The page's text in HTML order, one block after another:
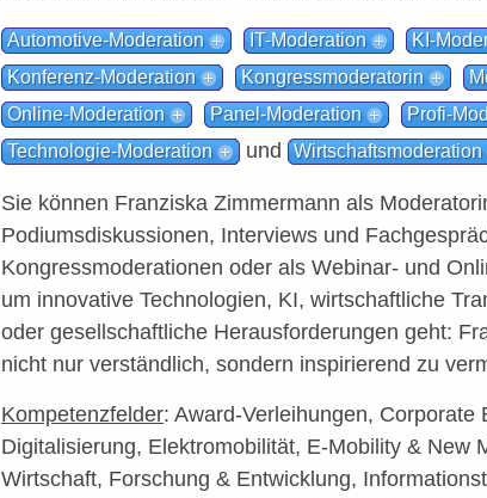
Automotive-Moderation IT-Moderation
KI-
Konferenz-Moderation
Kongressmoderatorin
Online-Moderation
Panel-Moderation
Profi-
Technologie-Moderation
und Wirtschaftsmoderation
Sie können Franziska Zimmermann als
Podiumsdiskussionen, Interviews und
Kongressmoderationen oder als Webinar- und
um innovative Technologien, KI, wirtschaftliche
oder gesellschaftliche Herausforderungen geht:
nicht nur verständlich, sondern inspirierend zu
Kompetenzfelder: Award-Verleihungen, Corporate
Digitalisierung, Elektromobilität, E-Mobility & New
Wirtschaft, Forschung & Entwicklung,